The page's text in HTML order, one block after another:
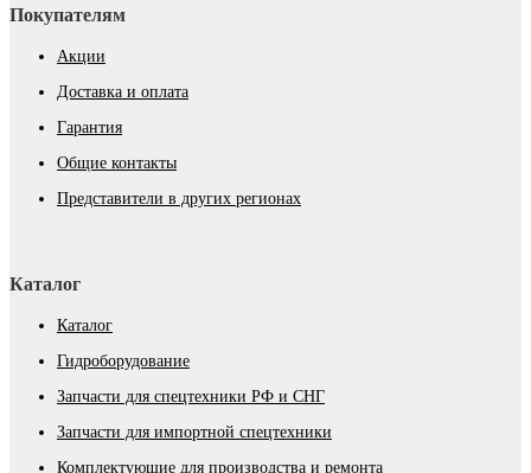
Покупателям
Акции
Доставка и оплата
Гарантия
Общие контакты
Представители в других регионах
Каталог
Каталог
Гидроборудование
Запчасти для спецтехники РФ и СНГ
Запчасти для импортной спецтехники
Комплектующие для производства и ремонта